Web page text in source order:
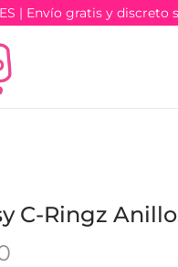
| Envío gratis y discreto
C-Ringz